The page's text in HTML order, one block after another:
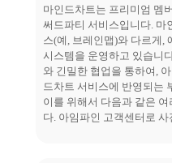
마인드차트는 프리미엄 멤
써드파티 서비스입니다. 마
스(예, 브레인맵)와 다르게,
시스템을 운영하고 있습니
와 긴밀한 협업을 통하여,
드차트 서비스에 반영되는
이를 위해서 다음과 같은
다. 아임파인 고객센터로